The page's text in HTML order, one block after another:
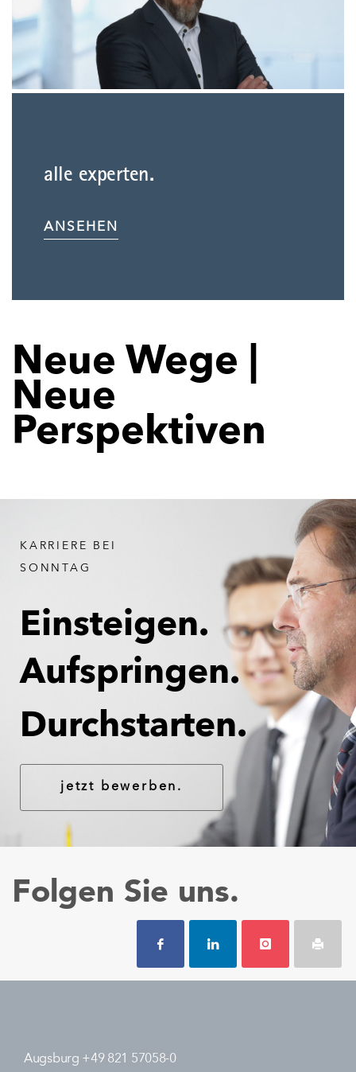
alle experten.
ANSEHEN
Neue Wege |
Neue
Perspektiven
KARRIERE BEI
SONNTAG
Einsteigen.
Aufspringen.
Durchstarten.
jetzt bewerben.
Folgen Sie uns.
Augsburg +49 821 57058-0